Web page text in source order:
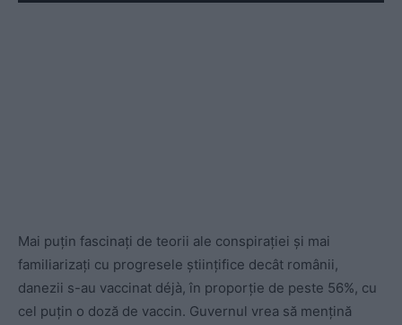
Mai puțin fascinați de teorii ale conspirației și mai
familiarizați cu progresele științifice decât românii,
danezii s-au vaccinat déjà, în proporție de peste 56%, cu
cel puțin o doză de vaccin. Guvernul vrea să mențină